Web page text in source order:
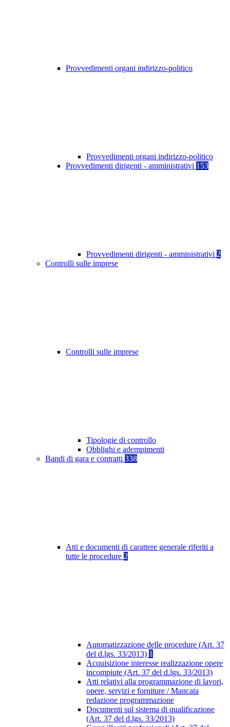
Provvedimenti organi indirizzo-politico
Provvedimenti organi indirizzo-politico
Provvedimenti dirigenti - amministrativi 153
Provvedimenti dirigenti - amministrativi 2
Controlli sulle imprese
Controlli sulle imprese
Tipologie di controllo
Obblighi e adempimenti
Bandi di gara e contratti 338
Atti e documenti di carattere generale riferiti a
tutte le procedure 2
Automatizzazione delle procedure (Art. 37
del d.lgs. 33/2013) 1
Acquisizione interesse realizzazione opere
incompiute (Art. 37 del d.lgs. 33/2013)
Atti relativi alla programmazione di lavori,
opere, servizi e forniture / Mancata
redazione programmazione
Documenti sul sistema di qualificazione
(Art. 37 del d.lgs. 33/2013)